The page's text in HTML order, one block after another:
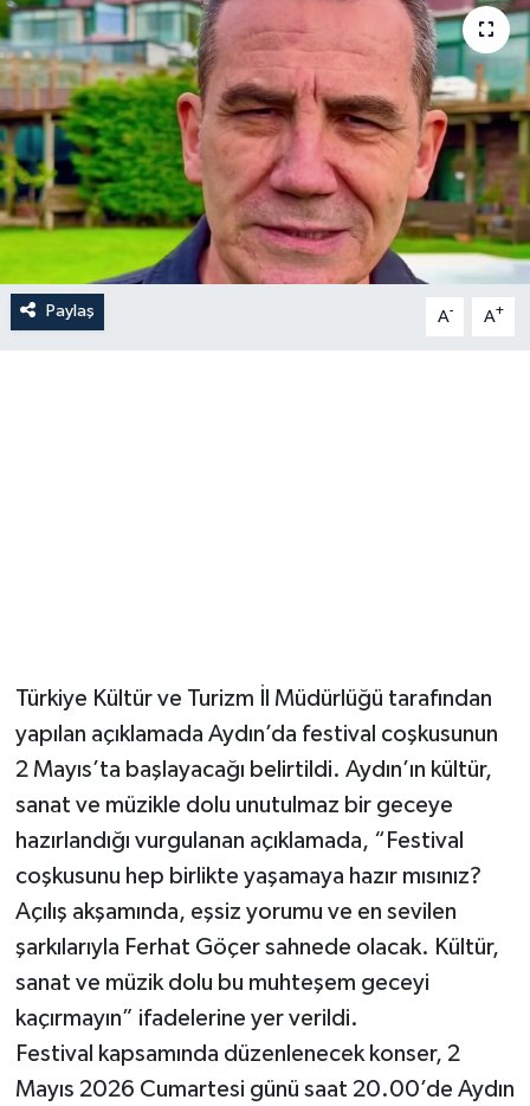
Paylaş A- A+
Türkiye Kültür ve Turizm İl Müdürlüğü tarafından
yapılan açıklamada Aydın’da festival coşkusunun
2 Mayıs’ta başlayacağı belirtildi. Aydın’ın kültür,
sanat ve müzikle dolu unutulmaz bir geceye
hazırlandığı vurgulanan açıklamada, “Festival
coşkusunu hep birlikte yaşamaya hazır mısınız?
Açılış akşamında, eşsiz yorumu ve en sevilen
şarkılarıyla Ferhat Göçer sahnede olacak. Kültür,
sanat ve müzik dolu bu muhteşem geceyi
kaçırmayın” ifadelerine yer verildi.
Festival kapsamında düzenlenecek konser, 2
Mayıs 2026 Cumartesi günü saat 20.00’de Aydın